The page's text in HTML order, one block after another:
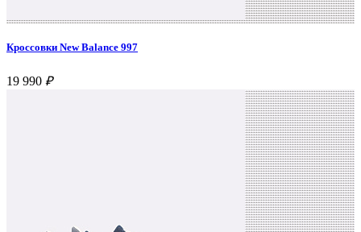
Кроссовки New Balance 997
19 990 ₽